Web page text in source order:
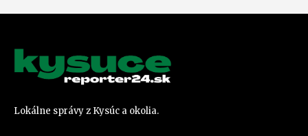
Lokálne správy z Kysúc a okolia.